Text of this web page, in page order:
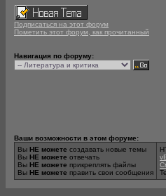
Подписаться на этот форум
Пометить этот форум, как прочитанный
Навигация по форуму:
Ваши возможности в этом форуме:
Вы НЕ можете создавать новые темы
Вы НЕ можете отвечать
Вы НЕ можете прикреплять файлы
Вы НЕ можете править свои сообщения